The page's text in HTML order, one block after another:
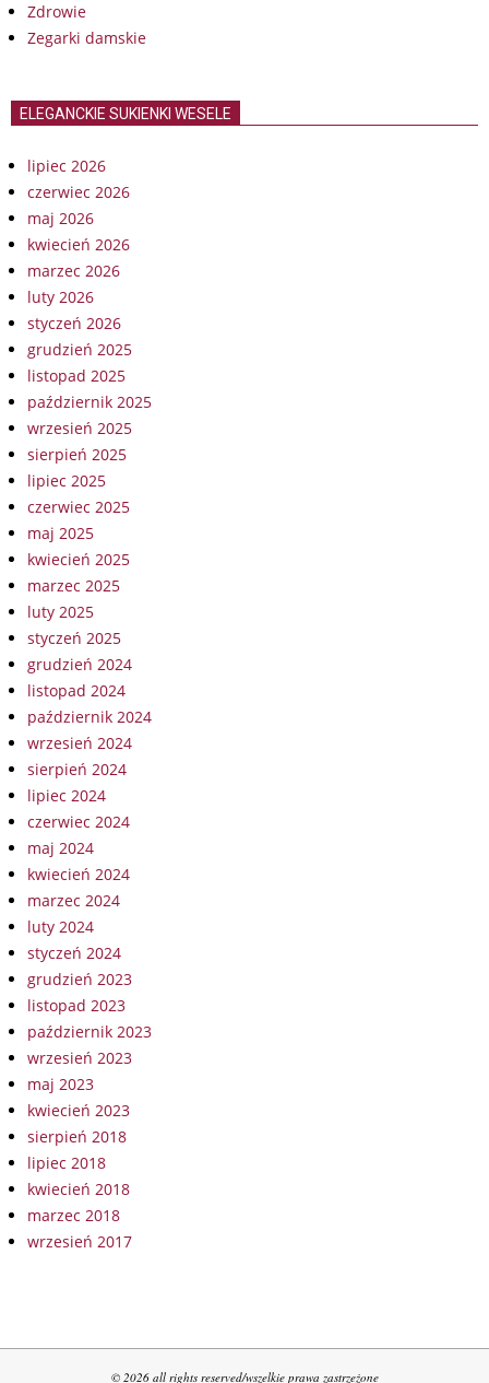
Zdrowie
Zegarki damskie
ELEGANCKIE SUKIENKI WESELE
lipiec 2026
czerwiec 2026
maj 2026
kwiecień 2026
marzec 2026
luty 2026
styczeń 2026
grudzień 2025
listopad 2025
październik 2025
wrzesień 2025
sierpień 2025
lipiec 2025
czerwiec 2025
maj 2025
kwiecień 2025
marzec 2025
luty 2025
styczeń 2025
grudzień 2024
listopad 2024
październik 2024
wrzesień 2024
sierpień 2024
lipiec 2024
czerwiec 2024
maj 2024
kwiecień 2024
marzec 2024
luty 2024
styczeń 2024
grudzień 2023
listopad 2023
październik 2023
wrzesień 2023
maj 2023
kwiecień 2023
sierpień 2018
lipiec 2018
kwiecień 2018
marzec 2018
wrzesień 2017
© 2026 all rights reserved/wszelkie prawa zastrzeżone